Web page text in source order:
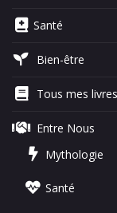
Santé
Bien-être
Tous mes livres
Entre Nous
Mythologie
Santé